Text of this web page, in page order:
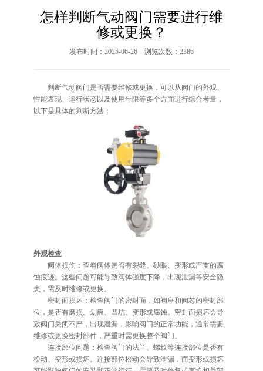
怎样判断气动阀门需要进行维
修或更换？
发布时间：2025-06-26 浏览次数：2386
判断气动阀门是否需要维修或更换，可以从阀门的外观、
性能表现、运行状态以及使用年限等多个方面进行综合考量，
以下是具体的判断方法：
外观检查
阀体损伤：查看阀体是否有裂缝、砂眼、变形或严重的腐
蚀痕迹。这些问题可能导致阀体强度下降，出现泄漏等安全隐
患，需及时维修或更换。
密封面损坏：检查阀门的密封面，如阀座和阀芯的密封部
位，是否有磨损、划痕、凹坑、变形或腐蚀。密封面损坏会导
致阀门关闭不严，出现泄漏，影响阀门的正常功能，通常需要
维修或更换密封部件，严重时需更换整个阀门。
连接部位问题：检查阀门的法兰、螺纹等连接部位是否有
松动、变形或损坏。连接部位松动会导致泄漏，而变形或损坏